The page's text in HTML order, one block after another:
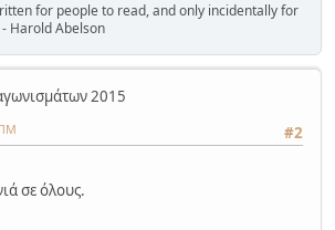
for people to read, and only incidentally for
Harold Abelson
2015
#2
σε όλους.